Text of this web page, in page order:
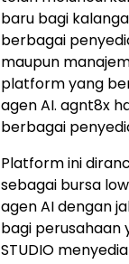
baru bagi
berbagai
maupun
platform yang
agen AI. agnt8x
berbagai
Platform ini
sebagai bursa
agen AI dengan
bagi perusahaan
STUDIO